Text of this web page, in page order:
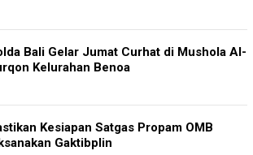
Bali Gelar Jumat Curhat di Mushola Al-
Kelurahan Benoa
Kesiapan Satgas Propam OMB
Gaktibplin